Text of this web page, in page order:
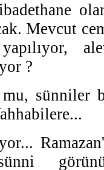
Mevcut
?
sünniler